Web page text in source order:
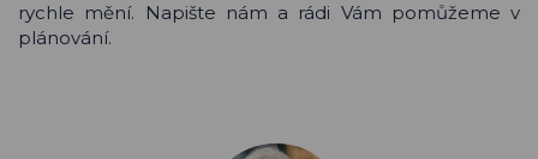
rychle mění. Napište nám a rádi Vám pomůžeme v
plánování.